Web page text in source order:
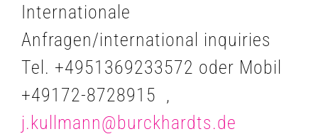
Internationale
Anfragen/international inquiries
Tel. +4951369233572 oder Mobil
+49172-8728915 ,
j.kullmann@burckhardts.de